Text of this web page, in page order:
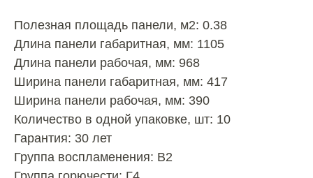
Полезная площадь панели, м2: 0.38
Длина панели габаритная, мм: 1105
Длина панели рабочая, мм: 968
Ширина панели габаритная, мм: 417
Ширина панели рабочая, мм: 390
Количество в одной упаковке, шт: 10
Гарантия: 30 лет
Группа воспламенения: В2